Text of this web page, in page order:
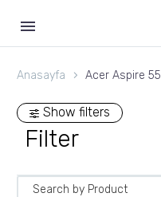
Anasayfa Acer Aspire
Show filters
Filter